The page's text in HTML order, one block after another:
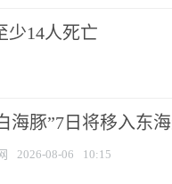
少14人死亡
海豚”7日将移入东
2026-08-06 10:15